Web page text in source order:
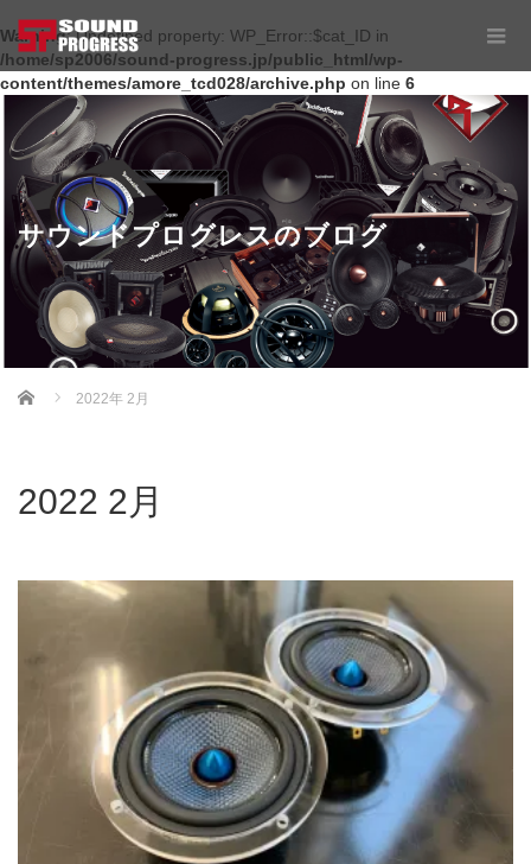
Warning: Undefined property: WP_Error::$cat_ID in
/home/sp2006/sound-progress.jp/public_html/wp-
content/themes/amore_tcd028/archive.php on line 6
サウンドプログレスのブログ
Home 2022年 2月
2022 2月